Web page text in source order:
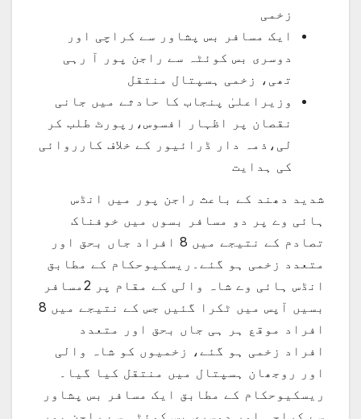
زخمی
ایک مسافر بس پشاور سے کراچی اور
دوسری بس کوئٹہ سے راجن پور آ رہی
تھی، زخمی ہسپتال منتقل
وزیراعلیٰ پنجاب کا حادثے میں جانی
نقصان پر اظہار افسوس،رپورٹ طلب کر
لی،ذمہ دار ڈرائیور کے خلاف کارروائی
کی ہدایت
شدید دھند کے باعث راجن پور میں انڈس
ہائی وے پر دو مسافر بسوں میں خوفناک
تصادم کے نتیجے میں 8 افراد جاں بحق اور
متعدد زخمی ہو گئے۔ریسکیوحکام کے مطابق
انڈس ہائی وے شاہ والی کے مقام پر 2مسافر
بسیں آپس میں ٹکرا گئیں جس کے نتیجے میں 8
افراد موقع ہر ہی جاں بحق اور متعدد
افراد زخمی ہو گئے، زخمیوں کو شاہ والی
اور روجھان ہسپتال میں منتقل کیا گیا۔
ریسکیوحکام کے مطابق ایک مسافر بس پشاور